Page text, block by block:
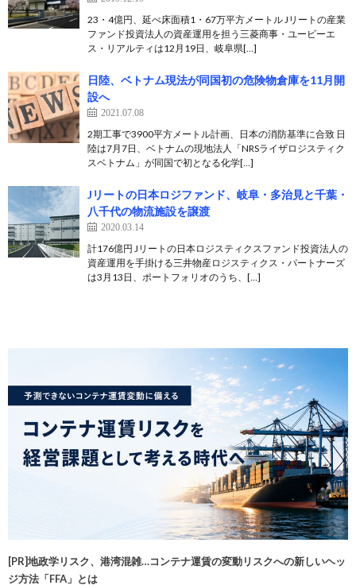
23・4億円、延べ床面積1・67万平方メートル Jリートの産業
ファンド投資法人の資産運用を担う三菱商事・ユービーエ
ス・リアルティは12月19日、岐阜県[…]
日陸、ベトナム現法が同国初の危険物倉庫を11月開
設へ
2021.07.08
2期工事で3900平方メートル計画、日本の消防基準に合致 日
陸は7月7日、ベトナムの現地法人「NRSライザロジスティク
スベトナム」が同国で初となる化学[…]
Jリートの日本ロジファンド、岐阜・多治見と千葉・
八千代の物流施設を譲渡
2020.03.14
計176億円 Jリートの日本ロジスティクスファンド投資法人の
資産運用を手掛ける三井物産ロジスティクス・パートナーズ
は3月13日、ポートフォリオのうち、[…]
[PR]地政学リスク、港湾混雑…コンテナ運賃の変動リスクへの新しいヘッ
ジ方法「FFA」とは